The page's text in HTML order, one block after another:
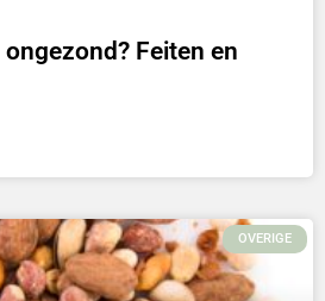
Feiten en
OVERIGE